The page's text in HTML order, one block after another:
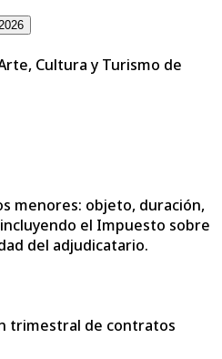
Cultura y Turismo de
menores: objeto, duración,
el Impuesto sobre
del adjudicatario.
trimestral de contratos